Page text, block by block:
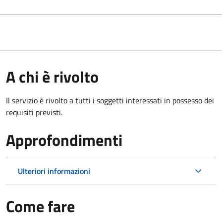
A chi è rivolto
Il servizio è rivolto a tutti i soggetti interessati in possesso dei
requisiti previsti.
Approfondimenti
Ulteriori informazioni
Come fare